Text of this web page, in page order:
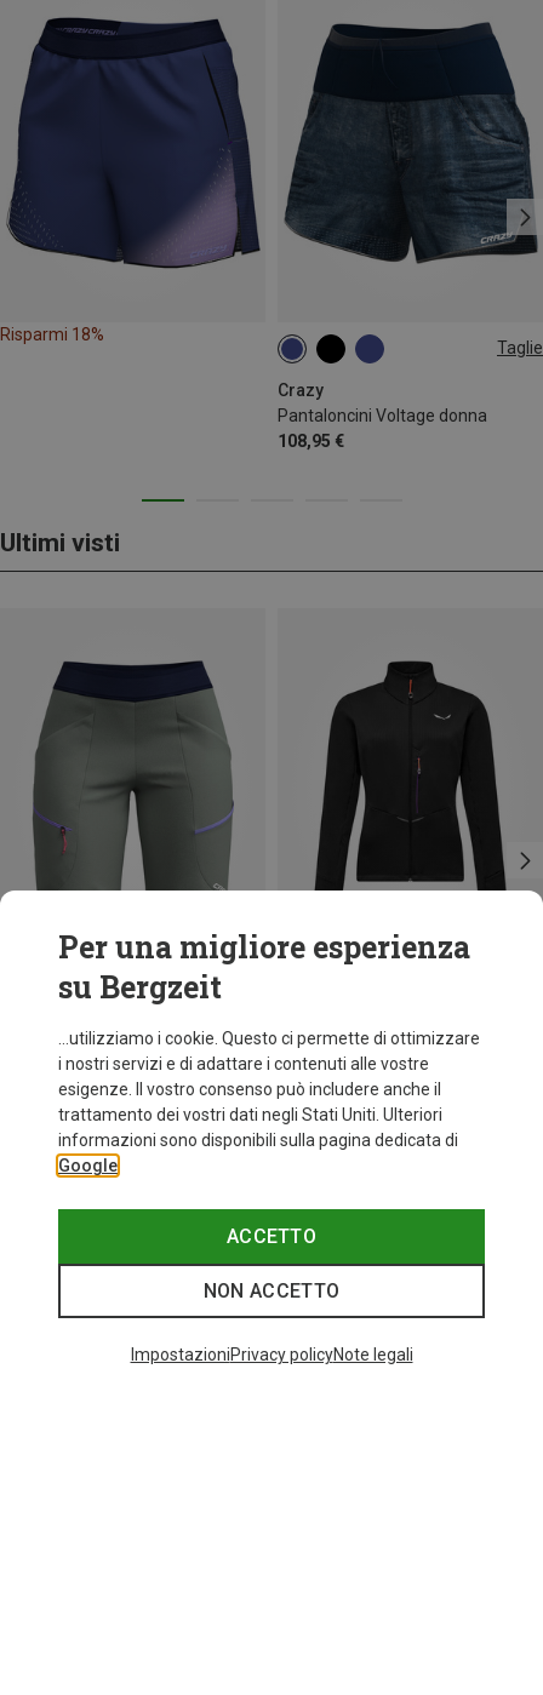
Risparmi 18%
Taglie
Crazy
Pantaloncini Voltage donna
108,95 €
S L
Ultimi visti
Risparmi 36%
Per una migliore esperienza
su Bergzeit
...utilizziamo i cookie. Questo ci permette di ottimizzare
i nostri servizi e di adattare i contenuti alle vostre
esigenze. Il vostro consenso può includere anche il
trattamento dei vostri dati negli Stati Uniti. Ulteriori
informazioni sono disponibili sulla pagina dedicata di
Google
ACCETTO
NON ACCETTO
ImpostazioniPrivacy policyNote legali